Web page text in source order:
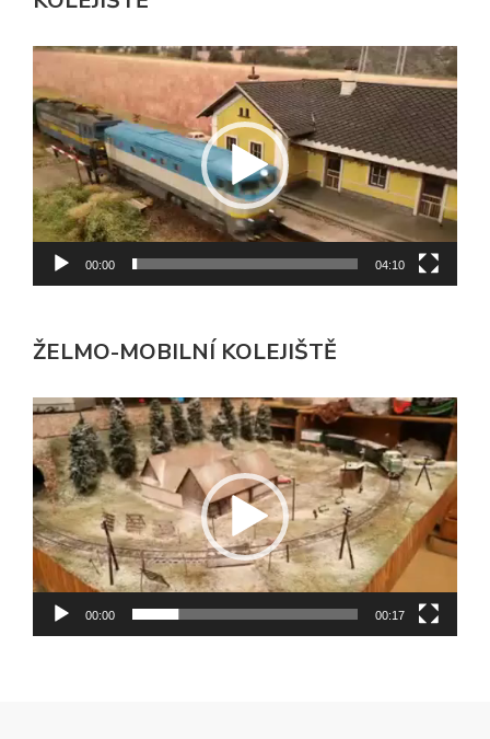
Video
přehrávač
00:00 04:10
ŽELMO-MOBILNÍ KOLEJIŠTĚ
Video
přehrávač
00:00 00:17